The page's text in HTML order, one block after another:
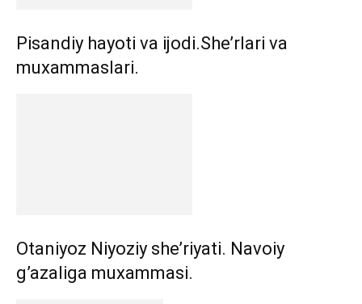
Pisandiy hayoti va ijodi.She’rlari va
muxammaslari.
Otaniyoz Niyoziy she’riyati. Navoiy
g’azaliga muxammasi.